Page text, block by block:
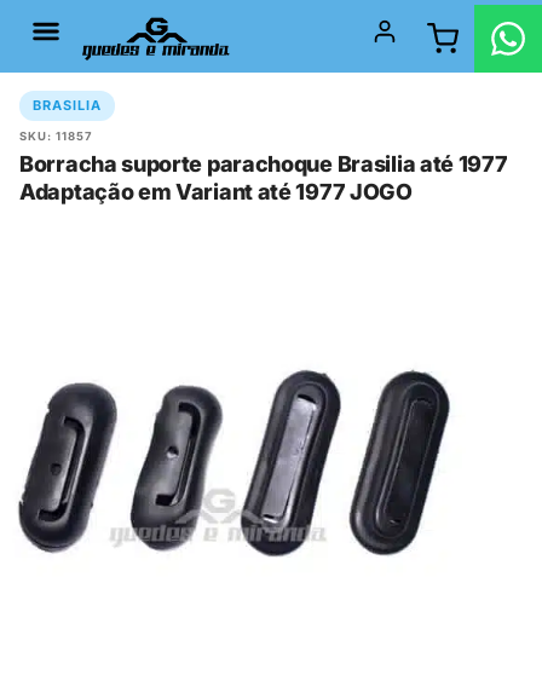
BRASILIA
SKU: 11857
Borracha suporte parachoque Brasilia até 1977
Adaptação em Variant até 1977 JOGO